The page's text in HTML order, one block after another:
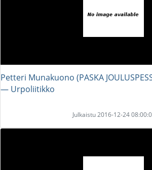
Petteri Munakuono (PASKA
― Urpoliitikko
Julkaistu 2016-12-24